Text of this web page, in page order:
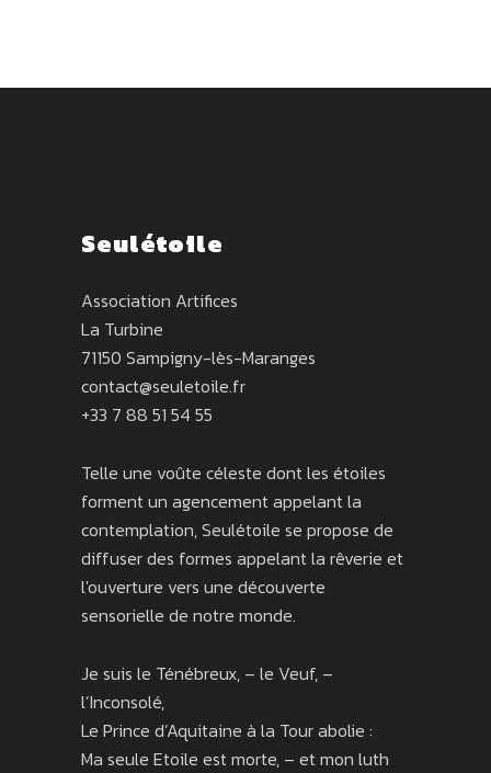
Seulétoile
Association Artifices
La Turbine
71150 Sampigny-lès-Maranges
contact@seuletoile.fr
+33 7 88 51 54 55
Telle une voûte céleste dont les étoiles
forment un agencement appelant la
contemplation, Seulétoile se propose de
diffuser des formes appelant la rêverie et
l'ouverture vers une découverte
sensorielle de notre monde.
Je suis le Ténébreux, – le Veuf, –
l’Inconsolé,
Le Prince d’Aquitaine à la Tour abolie :
Ma seule Etoile est morte, – et mon luth